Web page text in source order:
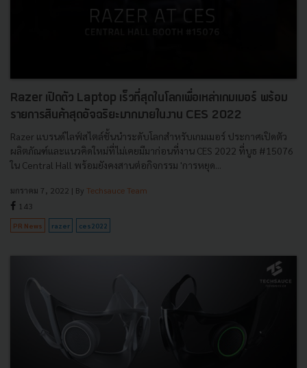
Razer เปิดตัว Laptop เร็วที่สุดในโลกเพื่อเหล่าเกมเมอร์ พร้อม
รายการสินค้าสุดอัจฉริยะมากมายในงาน CES 2022
Razer แบรนด์ไลฟ์สไตล์ชั้นนำระดับโลกสำหรับเกมเมอร์ ประกาศเปิดตัว
ผลิตภัณฑ์และแนวคิดใหม่ที่ไม่เคยมีมาก่อนที่งาน CES 2022 ที่บูธ #15076
ใน Central Hall พร้อมยังคงสานต่อกิจกรรม 'การหยุด...
มกราคม 7, 2022 | By Techsauce Team
143
PR News razer ces2022